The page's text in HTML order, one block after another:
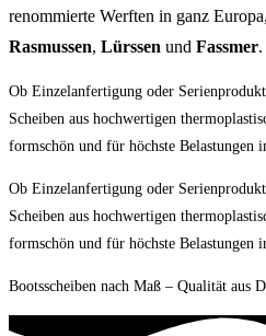
renommierte Werften in ganz
Rasmussen, Lürssen und Fassmer.
Ob Einzelanfertigung oder
Scheiben aus hochwertigen
formschön und für höchste Belastungen
Ob Einzelanfertigung oder
Scheiben aus hochwertigen
formschön und für höchste Belastungen
Bootsscheiben nach Maß – Qualität aus